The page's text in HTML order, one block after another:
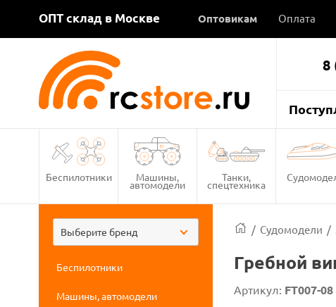
ОПТ склад в Москве Оптовикам Оплата
8
Беспилотники Машины,
автомодели
Танки,
спецтехника
Выберите бренд
Беспилотники
Машины, автомодели
/ Судомодели /
Гребной
Артикул: FT007-08